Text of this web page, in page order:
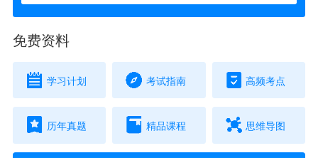
免费资料
学习计划 考试指南 高频考点
历年真题 精品课程 思维导图